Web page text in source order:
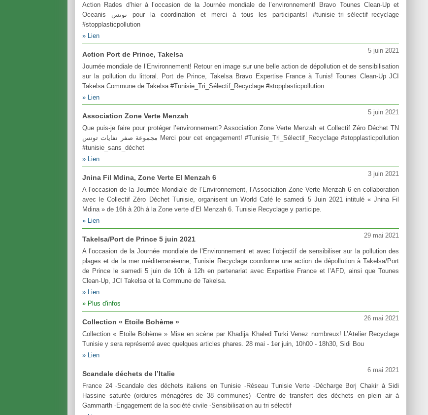
Action Rades d’hier à l’occasion de la Journée mondiale de l’environnement! Bravo Tounes Clean-Up et
Oceanis تونس pour la coordination et merci à tous les participants! #tunisie_tri_sélectif_recyclage
#stopplasticpollution
Lien
5 juin 2021
Action Port de Prince, Takelsa
Journée mondiale de l’Environnement! Retour en image sur une belle action de dépollution et de sensibilisation
sur la pollution du littoral. Port de Prince, Takelsa Bravo Expertise France à Tunis! Tounes Clean-Up JCI
Takelsa Commune de Takelsa #Tunisie_Tri_Sélectif_Recyclage #stopplasticpollution
Lien
5 juin 2021
Association Zone Verte Menzah
Que puis-je faire pour protéger l’environnement? Association Zone Verte Menzah et Collectif Zéro Déchet TN
مجموعة صفر نفايات تونس Merci pour cet engagement! #Tunisie_Tri_Sélectif_Recyclage #stopplasticpollution
#tunisie_sans_déchet
Lien
3 juin 2021
Jnina Fil Mdina, Zone Verte El Menzah 6
A l’occasion de la Journée Mondiale de l’Environnement, l’Association Zone Verte Menzah 6 en collaboration
avec le Collectif Zéro Déchet Tunisie, organisent un World Café le samedi 5 Juin 2021 intitulé « Jnina Fil
Mdina » de 16h à 20h à la Zone verte d’El Menzah 6. Tunisie Recyclage y participe.
Lien
29 mai 2021
Takelsa/Port de Prince 5 juin 2021
A l’occasion de la Journée mondiale de l’Environnement et avec l’objectif de sensibiliser sur la pollution des
plages et de la mer méditerranéenne, Tunisie Recyclage coordonne une action de dépollution à Takelsa/Port
de Prince le samedi 5 juin de 10h à 12h en partenariat avec Expertise France et l’AFD, ainsi que Tounes
Clean-Up, JCI Takelsa et la Commune de Takelsa.
Lien
Plus d'infos
26 mai 2021
Collection « Etoile Bohème »
Collection « Etoile Bohème » Mise en scène par Khadija Khaled Turki Venez nombreux! L’Atelier Recyclage
Tunisie y sera représenté avec quelques articles phares. 28 mai - 1er juin, 10h00 - 18h30, Sidi Bou
Lien
6 mai 2021
Scandale déchets de l’Italie
France 24 -Scandale des déchets italiens en Tunisie -Réseau Tunisie Verte -Décharge Borj Chakir à Sidi
Hassine saturée (ordures ménagères de 38 communes) -Centre de transfert des déchets en plein air à
Gammarth -Engagement de la société civile -Sensibilisation au tri sélectif